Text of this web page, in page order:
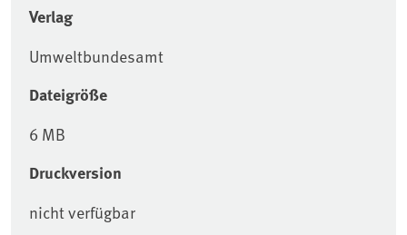
Verlag
Umweltbundesamt
Dateigröße
6 MB
Druckversion
nicht verfügbar